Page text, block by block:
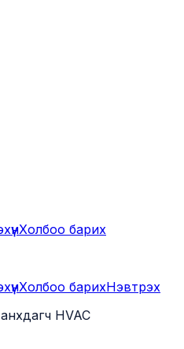
Холбоо барих
Холбоо барихНэвтрэх
HVAC